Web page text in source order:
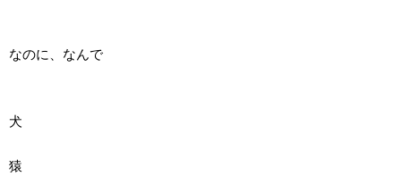
なのに、なんで
犬
猿